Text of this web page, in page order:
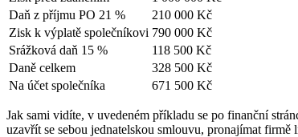
Daň z příjmu PO 21 %
210 000 Kč
Zisk k výplatě společníkovi 790 000 Kč
Srážková daň 15 %
118 500 Kč
Daně celkem
328 500 Kč
Na účet společníka
671 500 Kč
Jak sami vidíte, v uvedeném příkladu se po finanční
uzavřít se sebou jednatelskou smlouvu, pronajímat